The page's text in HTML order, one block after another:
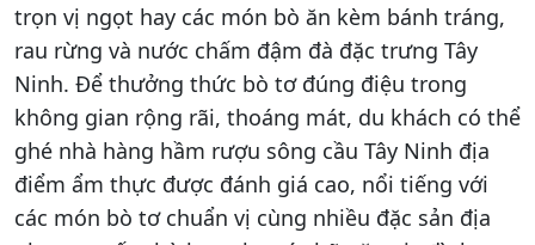
trọn vị ngọt hay các món bò ăn kèm bánh tráng,
rau rừng và nước chấm đậm đà đặc trưng Tây
Ninh. Để thưởng thức bò tơ đúng điệu trong
không gian rộng rãi, thoáng mát, du khách có thể
ghé nhà hàng hầm rượu sông cầu Tây Ninh địa
điểm ẩm thực được đánh giá cao, nổi tiếng với
các món bò tơ chuẩn vị cùng nhiều đặc sản địa